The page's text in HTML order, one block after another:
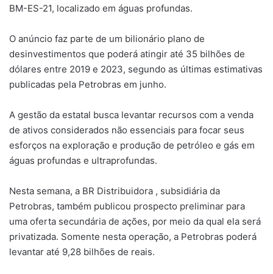
BM-ES-21, localizado em águas profundas.
O anúncio faz parte de um bilionário plano de
desinvestimentos que poderá atingir até 35 bilhões de
dólares entre 2019 e 2023, segundo as últimas estimativas
publicadas pela Petrobras em junho.
A gestão da estatal busca levantar recursos com a venda
de ativos considerados não essenciais para focar seus
esforços na exploração e produção de petróleo e gás em
águas profundas e ultraprofundas.
Nesta semana, a BR Distribuidora , subsidiária da
Petrobras, também publicou prospecto preliminar para
uma oferta secundária de ações, por meio da qual ela será
privatizada. Somente nesta operação, a Petrobras poderá
levantar até 9,28 bilhões de reais.